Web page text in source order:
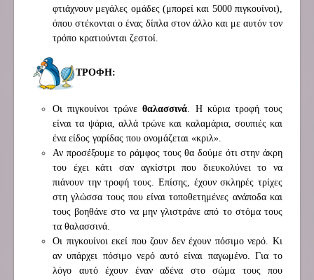
φτιάχνουν μεγάλες ομάδες (μπορεί και 5000 πιγκουίνοι),
όπου στέκονται ο ένας δίπλα στον άλλο και με αυτόν τον
τρόπο κρατιούνται ζεστοί.
ΤΡΟΦΗ:
Οι πιγκουίνοι τρώνεθαλασσινά. Η κύρια τροφή τους
είναι τα ψάρια, αλλά τρώνε και καλαμάρια, σουπιές και
ένα είδος γαρίδας που ονομάζεται «κριλ».
Αν προσέξουμε το ράμφος τους θα δούμε ότι στην άκρη
του έχει κάτι σαν αγκίστρι που διευκολύνει το να
πιάνουν την τροφή τους. Επίσης, έχουν σκληρές τρίχες
στη γλώσσα τους που είναι τοποθετημένες ανάποδα και
τους βοηθάνε στο να μην γλιστράνε από το στόμα τους
τα θαλασσινά.
Οι πιγκουίνοι εκεί που ζουν δεν έχουν πόσιμο νερό. Κι
αν υπάρχει πόσιμο νερό αυτό είναι παγωμένο. Για το
λόγο αυτό έχουν έναν αδένα στο σώμα τους που